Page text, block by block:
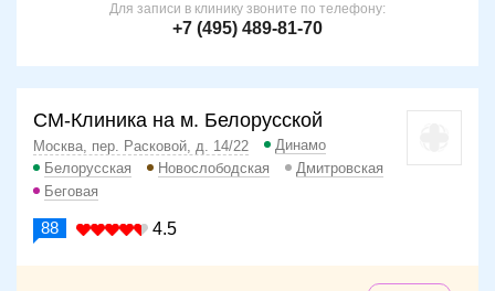
Для записи в клинику звоните по телефону:
+7 (495) 489-81-70
СМ-Клиника на м. Белорусской
Москва, пер. Расковой, д. 14/22
Динамо
Белорусская
Новослободская
Дмитровская
Беговая
88 4.5